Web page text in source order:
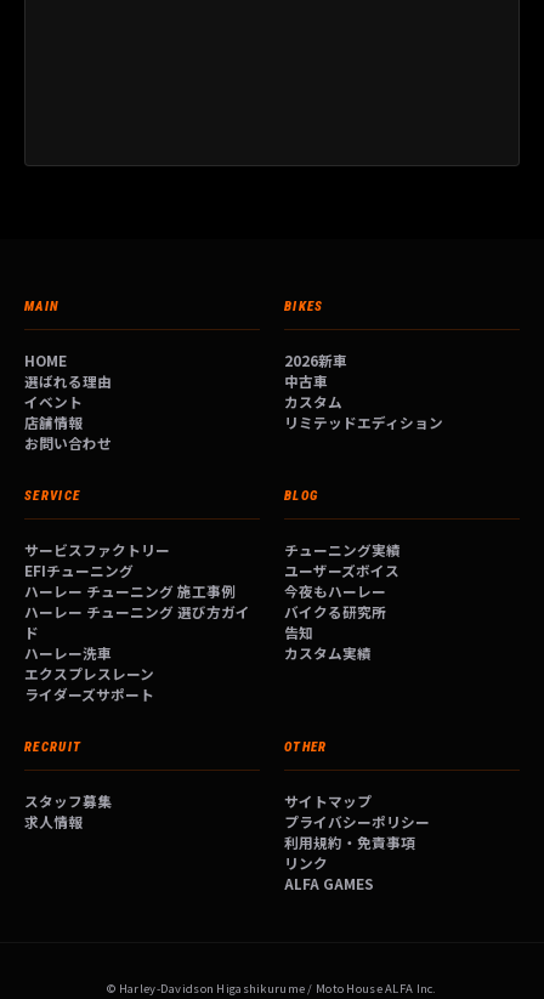
MAIN
HOME
選ばれる理由
イベント
店舗情報
お問い合わせ
BIKES
2026新車
中古車
カスタム
リミテッドエディション
SERVICE
サービスファクトリー
EFIチューニング
ハーレー チューニング 施工事例
ハーレー チューニング 選び方ガイ
ド
ハーレー洗車
エクスプレスレーン
ライダーズサポート
BLOG
チューニング実績
ユーザーズボイス
今夜もハーレー
バイクる研究所
告知
カスタム実績
RECRUIT
スタッフ募集
求人情報
OTHER
サイトマップ
プライバシーポリシー
利用規約・免責事項
リンク
ALFA GAMES
© Harley-Davidson Higashikurume / Moto House ALFA Inc.